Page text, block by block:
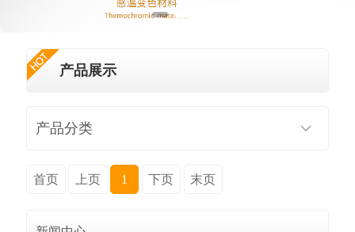
产品展示
产品分类
首页 上页 1 下页 末页